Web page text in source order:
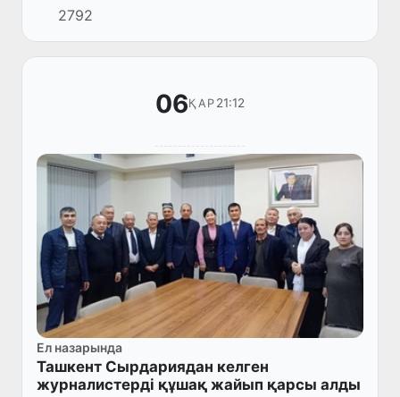
2792
06ҚАР 21:12
Ел назарында
Ташкент Сырдариядан келген
журналистерді құшақ жайып қарсы алды